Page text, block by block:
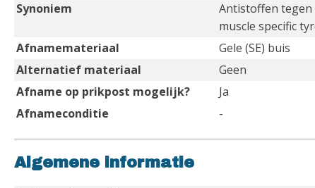
Synoniem
Antistoffen
muscle specific
Afnamemateriaal Gele (SE) buis
Alternatief materiaal
Geen
Afname op prikpost mogelijk?
Ja
Afnameconditie
-
Algemene informatie